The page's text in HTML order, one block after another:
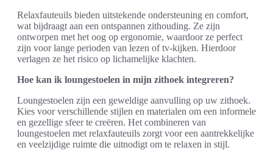
Relaxfauteuils bieden uitstekende ondersteuning en comfort,
wat bijdraagt aan een ontspannen zithouding. Ze zijn
ontworpen met het oog op ergonomie, waardoor ze perfect
zijn voor lange perioden van lezen of tv-kijken. Hierdoor
verlagen ze het risico op lichamelijke klachten.
Hoe kan ik loungestoelen in mijn zithoek integreren?
Loungestoelen zijn een geweldige aanvulling op uw zithoek.
Kies voor verschillende stijlen en materialen om een informele
en gezellige sfeer te creëren. Het combineren van
loungestoelen met relaxfauteuils zorgt voor een aantrekkelijke
en veelzijdige ruimte die uitnodigt om te relaxen in stijl.